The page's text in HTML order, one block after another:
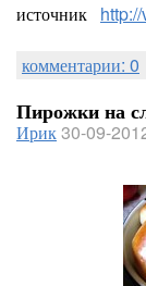
источник
комментарии: 0
Пирожки на
Ирик30-09-